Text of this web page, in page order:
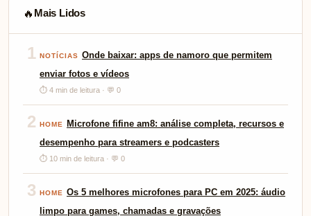
🔥 Mais Lidos
1 NOTÍCIAS Onde baixar: apps de namoro que permitem
enviar fotos e vídeos
⏱ 4 min de leitura · 💬 0
2 HOME
Microfone fifine am8: análise completa, recursos e
desempenho para streamers e podcasters
⏱ 10 min de leitura · 💬 0
3 HOME
Os 5 melhores microfones para PC em 2025: áudio
limpo para games, chamadas e gravações